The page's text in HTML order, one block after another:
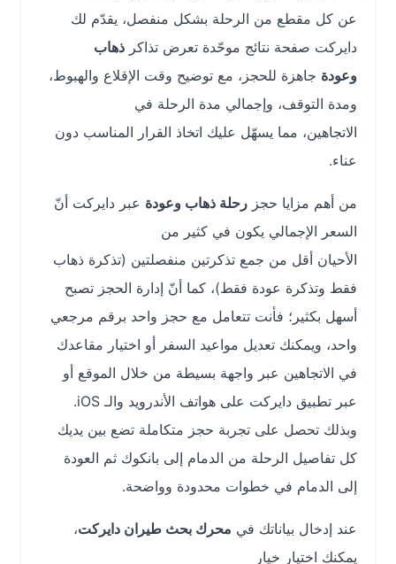
عن كل مقطع من الرحلة بشكل منفصل، يقدّم لك
دايركت صفحة نتائج موحّدة تعرض تذاكر ذهاب
وعودةجاهزة للحجز، مع توضيح وقت الإقلاع والهبوط،
ومدة التوقف، وإجمالي مدة الرحلة في
الاتجاهين، مما يسهّل عليك اتخاذ القرار المناسب دون
من أهم مزايا حجز رحلة ذهاب وعودةعبر دايركت أنّ
السعر الإجمالي يكون في كثير من
الأحيان أقل من جمع تذكرتين منفصلتين (تذكرة ذهاب
فقط وتذكرة عودة فقط)، كما أنّ إدارة الحجز تصبح
أسهل بكثير؛ فأنت تتعامل مع حجز واحد برقم مرجعي
واحد، ويمكنك تعديل مواعيد السفر أو اختيار مقاعدك
في الاتجاهين عبر واجهة بسيطة من خلال الموقع أو
عبر تطبيق دايركت على هواتف الأندرويد والـ iOS.
وبذلك تحصل على تجربة حجز متكاملة تضع بين يديك
كل تفاصيل الرحلة من الدمام إلى بانكوك ثم العودة
إلى الدمام في خطوات محدودة وواضحة.
عند إدخال بياناتك فيمحرك بحث طيران دايركت،
يمكنك اختيار خيار